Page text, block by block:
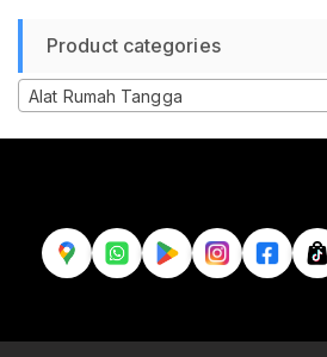
Product categories
Alat Rumah Tangga